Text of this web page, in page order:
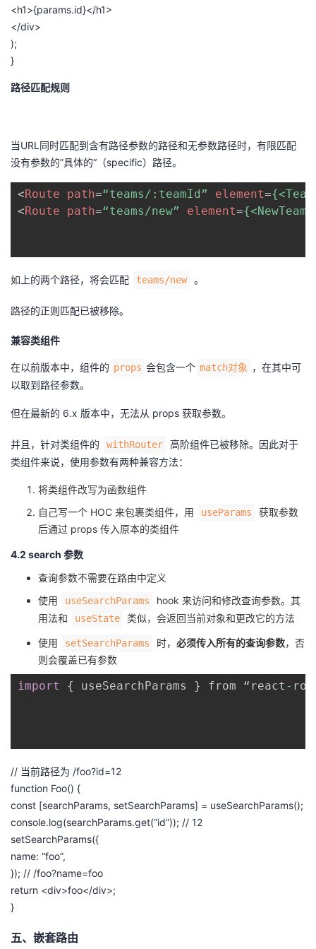
<h1>{params.id}</h1>
</div>
);
}
路径匹配规则
当URL同时匹配到含有路径参数的路径和无参数路径时，有限匹配
没有参数的”具体的“（specific）路径。
<Route path=“teams/:teamId” element={<Team
<Route path=“teams/new” element=
如上的两个路径，将会匹配 teams/new 。
路径的正则匹配已被移除。
兼容类组件
在以前版本中，组件的 props 会包含一个 match对象
，在其中可
以取到路径参数。
但在最新的 6.x 版本中，无法从 props 获取参数。
并且，针对类组件的 withRouter
高阶组件已被移除。因此对于
类组件来说，使用参数有两种兼容方法：
将类组件改写为函数组件
自己写一个 HOC 来包裹类组件，用
useParams
获取参数
后通过 props 传入原本的类组件
4.2 search 参数
查询参数不需要在路由中定义
使用
useSearchParams
hook 来访问和修改查询参数。其
用法和
useState 类似，会返回当前对象和更改它的方法
使用 setSearchParams 时， 必须传入所有的查询参数，否
则会覆盖已有参数
import { useSearchParams } from “react -
// 当前路径为 /foo?id=12
function Foo() {
const [searchParams, setSearchParams] = useSearchParams();
console.log(searchParams.get(“id”)); // 12
setSearchParams({
name: “foo”,
}); // /foo?name=foo
return <div>foo</div>;
}
五、嵌套路由